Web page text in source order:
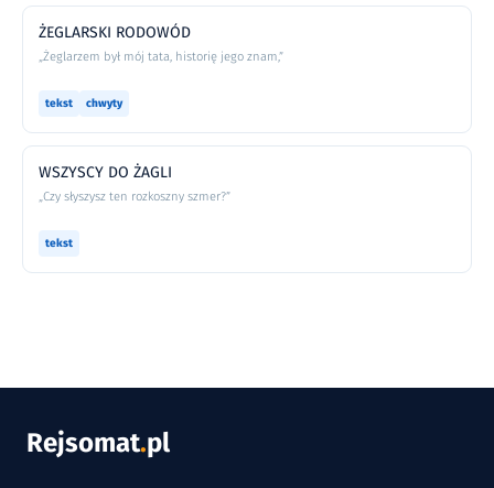
ŻEGLARSKI RODOWÓD
„Żeglarzem był mój tata, historię jego znam,”
tekst chwyty
WSZYSCY DO ŻAGLI
„Czy słyszysz ten rozkoszny szmer?”
tekst
Rejsomat.pl